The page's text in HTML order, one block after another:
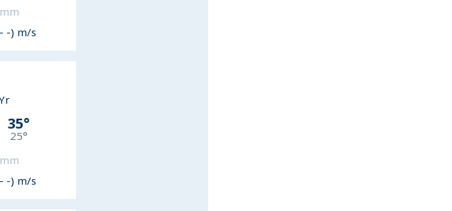
mm
-) m/s
35°
25°
mm
-) m/s